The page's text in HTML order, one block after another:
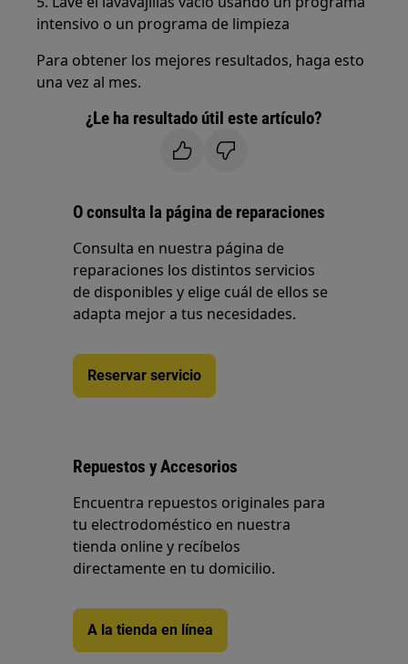
intensivo o un programa de limpieza
Para obtener los mejores resultados, haga esto
una vez al mes.
¿Le ha resultado útil este artículo?
O consulta la página de reparaciones
Consulta en nuestra página de
reparaciones los distintos servicios
de disponibles y elige cuál de ellos se
adapta mejor a tus necesidades.
Reservar servicio
Repuestos y Accesorios
Encuentra repuestos originales para
tu electrodoméstico en nuestra
tienda online y recíbelos
directamente en tu domicilio.
A la tienda en línea